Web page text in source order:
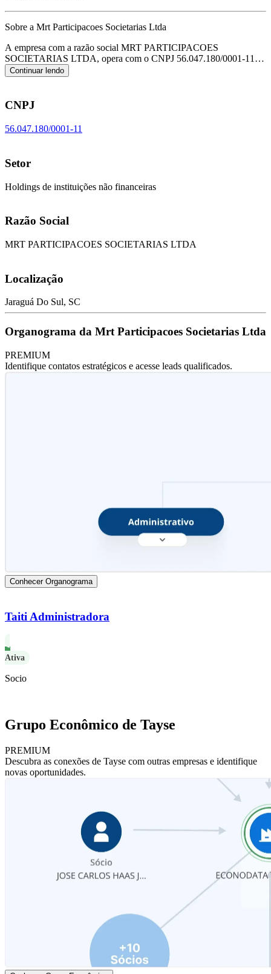
Sobre a Mrt Participacoes Societarias Ltda
A empresa com a razão social MRT PARTICIPACOES
SOCIETARIAS LTDA, opera com o CNPJ 56.047.180/0001-11 e
tem sua sede localizada em Jaragua do Sul/SC.
de atuação é de holdings de instituições não financeiras, de acordo
Continuar lendo
CNPJ
56.047.180/0001-11
Setor
Holdings de instituições não financeiras
Razão Social
MRT PARTICIPACOES SOCIETARIAS LTDA
Localização
Jaraguá Do Sul, SC
Organograma da Mrt Participacoes Societarias Ltda
PREMIUM
Identifique contatos estratégicos e acesse leads qualificados.
Conhecer Organograma
Taiti Administradora
Ativa
Socio
Grupo Econômico de Tayse
PREMIUM
Descubra as conexões de Tayse com outras empresas e identifique
novas oportunidades.